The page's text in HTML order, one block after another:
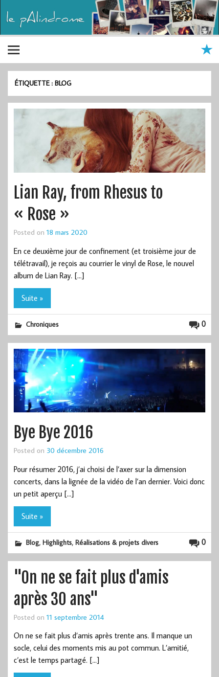
ÉTIQUETTE :BLOG
Lian Ray, from Rhesus to
« Rose »
Posted on 18 mars 2020
En ce deuxième jour de confinement (et troisième jour de
télétravail), je reçois au courrier le vinyl de Rose, le nouvel
album de Lian Ray. […]
Suite »
0
Chroniques
Bye Bye 2016
Posted on 30 décembre 2016
Pour résumer 2016, j’ai choisi de l’axer sur la dimension
concerts, dans la lignée de la vidéo de l’an dernier. Voici donc
un petit aperçu […]
Suite »
0
Blog,Highlights,Réalisations & projets divers
"On ne se fait plus d'amis
après 30 ans"
Posted on 11 septembre 2014
On ne se fait plus d’amis après trente ans. Il manque un
socle, celui des moments mis au pot commun. L’amitié,
c’est le temps partagé. […]